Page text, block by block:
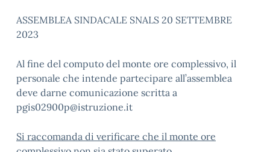
ASSEMBLEA SINDACALE SNALS 20 SETTEMBRE
2023
Al fine del computo del monte ore complessivo, il
personale che intende partecipare all’assemblea
deve darne comunicazione scritta a
pgis02900p@istruzione.it
Si raccomanda di verificare che il monte ore